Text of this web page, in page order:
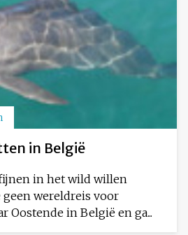
in België
in het wild willen
geen wereldreis voor
Oostende in België en ga...